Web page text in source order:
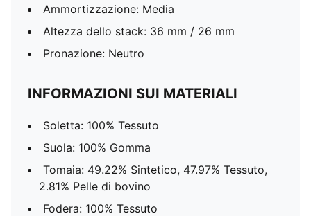
Ammortizzazione: Media
Altezza dello stack: 36 mm / 26 mm
Pronazione: Neutro
INFORMAZIONI SUI MATERIALI
Soletta: 100% Tessuto
Suola: 100% Gomma
Tomaia: 49.22% Sintetico, 47.97% Tessuto,
2.81% Pelle di bovino
Fodera: 100% Tessuto